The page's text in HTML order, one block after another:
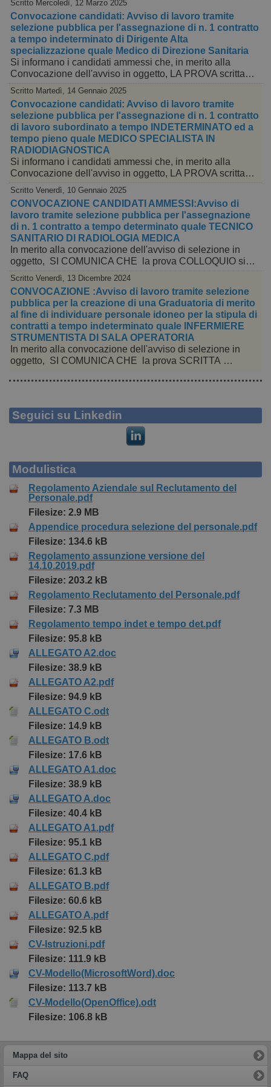
Scritto Mercoledì, 12 Marzo 2025
Convocazione candidati: Avviso di lavoro tramite
selezione pubblica per l'assegnazione di n. 1 contratto
a tempo indeterminato di Dirigente Alta
specializzazione quale Medico di Direzione Sanitaria
Si informano i candidati ammessi che, in merito alla
Convocazione dell'avviso in oggetto, LA PROVA scritta…
Scritto Martedì, 14 Gennaio 2025
Convocazione candidati: Avviso di lavoro tramite
selezione pubblica per l'assegnazione di n. 1 contratto
di lavoro subordinato a tempo INDETERMINATO ed a
tempo pieno quale MEDICO SPECIALISTA IN
RADIODIAGNOSTICA
Si informano i candidati ammessi che, in merito alla
Convocazione dell'avviso in oggetto, LA PROVA scritta…
Scritto Venerdì, 10 Gennaio 2025
CONVOCAZIONE CANDIDATI AMMESSI:Avviso di
lavoro tramite selezione pubblica per l'assegnazione
di n. 1 contratto a tempo determinato quale TECNICO
SANITARIO DI RADIOLOGIA MEDICA
In merito alla convocazione dell'avviso di selezione in
oggetto, SI COMUNICA CHE la prova COLLOQUIO si…
Scritto Venerdì, 13 Dicembre 2024
CONVOCAZIONE :Avviso di lavoro tramite selezione
pubblica per la creazione di una Graduatoria di merito
al fine di individuare personale idoneo per la stipula di
contratti a tempo indeterminato quale INFERMIERE
STRUMENTISTA DI SALA OPERATORIA
In merito alla convocazione dell'avviso di selezione in
oggetto, SI COMUNICA CHE la prova SCRITTA …
Seguici su Linkedin
Modulistica
Regolamento Aziendale sul Reclutamento del
Personale.pdf
Filesize: 2.9 MB
Appendice procedura selezione del personale.pdf
Filesize: 134.6 kB
Regolamento assunzione versione del
14.10.2019.pdf
Filesize: 203.2 kB
Regolamento Reclutamento del Personale.pdf
Filesize: 7.3 MB
Regolamento tempo indet e tempo det.pdf
Filesize: 95.8 kB
ALLEGATO A2.doc
Filesize: 38.9 kB
ALLEGATO A2.pdf
Filesize: 94.9 kB
ALLEGATO C.odt
Filesize: 14.9 kB
ALLEGATO B.odt
Filesize: 17.6 kB
ALLEGATO A1.doc
Filesize: 38.9 kB
ALLEGATO A.doc
Filesize: 40.4 kB
ALLEGATO A1.pdf
Filesize: 95.1 kB
ALLEGATO C.pdf
Filesize: 61.3 kB
ALLEGATO B.pdf
Filesize: 60.6 kB
ALLEGATO A.pdf
Filesize: 92.5 kB
CV-Istruzioni.pdf
Filesize: 111.9 kB
CV-Modello(MicrosoftWord).doc
Filesize: 113.7 kB
CV-Modello(OpenOffice).odt
Filesize: 106.8 kB
Mappa del sito
FAQ